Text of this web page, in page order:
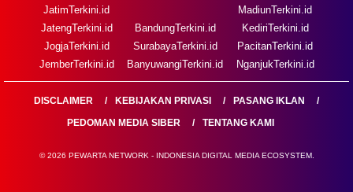
JatimTerkini.id
JatengTerkini.id
JogjaTerkini.id
JemberTerkini.id
BandungTerkini.id
SurabayaTerkini.id
BanyuwangiTerkini.id
MadiunTerkini.id
KediriTerkini.id
PacitanTerkini.id
NganjukTerkini.id
DISCLAIMER KEBIJAKAN PRIVASI
PASANG IKLAN
PEDOMAN MEDIA SIBER
TENTANG KAMI
© 2026 PEWARTA NETWORK - INDONESIA DIGITAL MEDIA ECOSYSTEM.